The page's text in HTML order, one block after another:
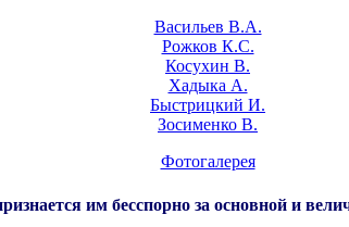
Васильев В.А.
Рожков К.С.
Косухин В.
Хадыка А.
Быстрицкий И.
Зосименко В.
Фотогалерея
им бесспорно за основной и